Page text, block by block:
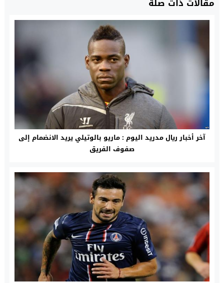
آخر أخبار ريال مدريد اليوم : ماريو بالوتيلي يريد الانضمام إلى
صفوف الفريق